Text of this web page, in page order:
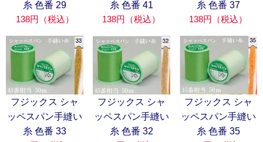
糸 色番 29
138円（税込）
糸 色番 41
138円（税込）
糸 色番 37
138円（税込）
フジックス シャ
ッペスパン手縫い
糸 色番 33
フジックス シャ
ッペスパン手縫い
糸 色番 32
フジックス シャ
ッペスパン手縫い
糸 色番 35